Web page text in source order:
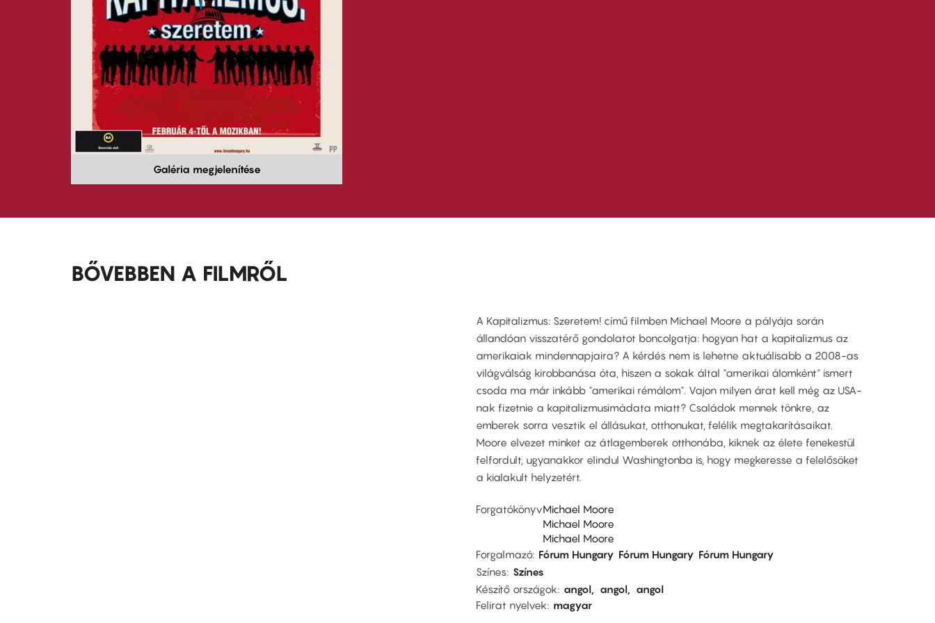
Galéria megjelenítése
BŐVEBBEN A FILMRŐL
A Kapitalizmus: Szeretem! című filmben Michael Moore a pályája során
állandóan visszatérő gondolatot boncolgatja: hogyan hat a kapitalizmus az
amerikaiak mindennapjaira? A kérdés nem is lehetne aktuálisabb a 2008-as
világválság kirobbanása óta, hiszen a sokak által "amerikai álomként" ismert
csoda ma már inkább "amerikai rémálom". Vajon milyen árat kell még az USA-
nak fizetnie a kapitalizmusimádata miatt? Családok mennek tönkre, az
emberek sorra vesztik el állásukat, otthonukat, felélik megtakarításaikat.
Moore elvezet minket az átlagemberek otthonába, kiknek az élete fenekestül
felfordult, ugyanakkor elindul Washingtonba is, hogy megkeresse a felelősöket
a kialakult helyzetért.
ForgatókönyvMichael Moore
Michael Moore
Michael Moore
Forgalmazó Fórum Hungary Fórum Hungary Fórum Hungary
Színes Színes
Készítő országok
angol angol
angol
Felirat nyelvek
magyar